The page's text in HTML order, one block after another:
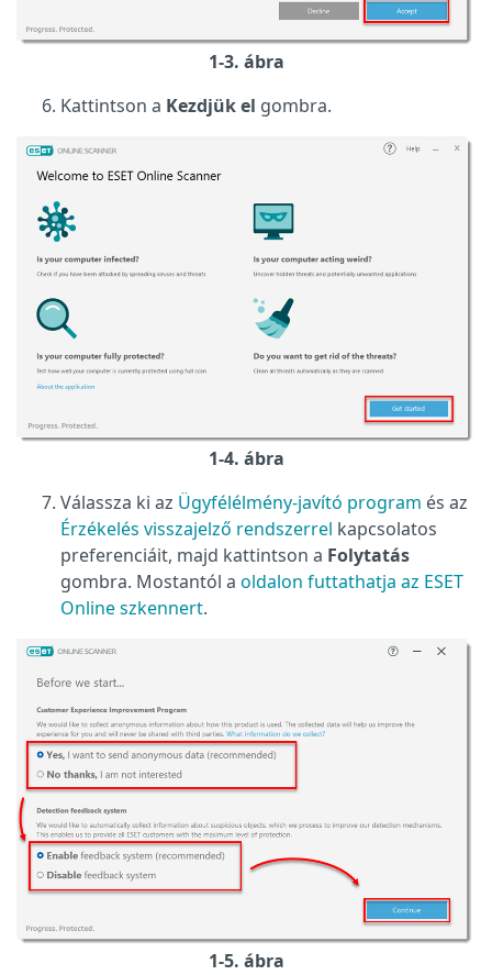
1-3. ábra
Kattintson a Kezdjük el gombra.
1-4. ábra
Válassza ki az Ügyfélélmény-javító program és az
Érzékelés visszajelző rendszerrel kapcsolatos
preferenciáit, majd kattintson a Folytatás
gombra. Mostantól a oldalon futtathatja az ESET
Online szkennert.
1-5. ábra